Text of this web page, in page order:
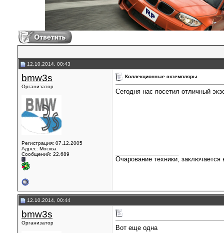
12.10.2014, 00:43
bmw3s
Организатор
Регистрация: 07.12.2005
Адрес: Москва
Сообщений: 22,689
Коллекционные экземпляры
Сегодня нас посетил отличный
Очарование техники,
12.10.2014, 00:44
bmw3s
Организатор
Вот еще одна